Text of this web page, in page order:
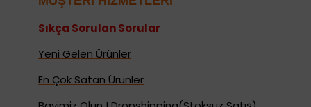
Sıkça Sorulan Sorular
Yeni Gelen Ürünler
En Çok Satan Ürünler